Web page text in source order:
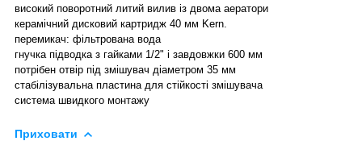
високий поворотний литий вилив із двома аератори
керамічний дисковий картридж 40 мм Kern.
перемикач: фільтрована вода
гнучка підводка з гайками 1/2" і завдовжки 600 мм
потрібен отвір під змішувач діаметром 35 мм
стабілізувальна пластина для стійкості змішувача
система швидкого монтажу
Приховати